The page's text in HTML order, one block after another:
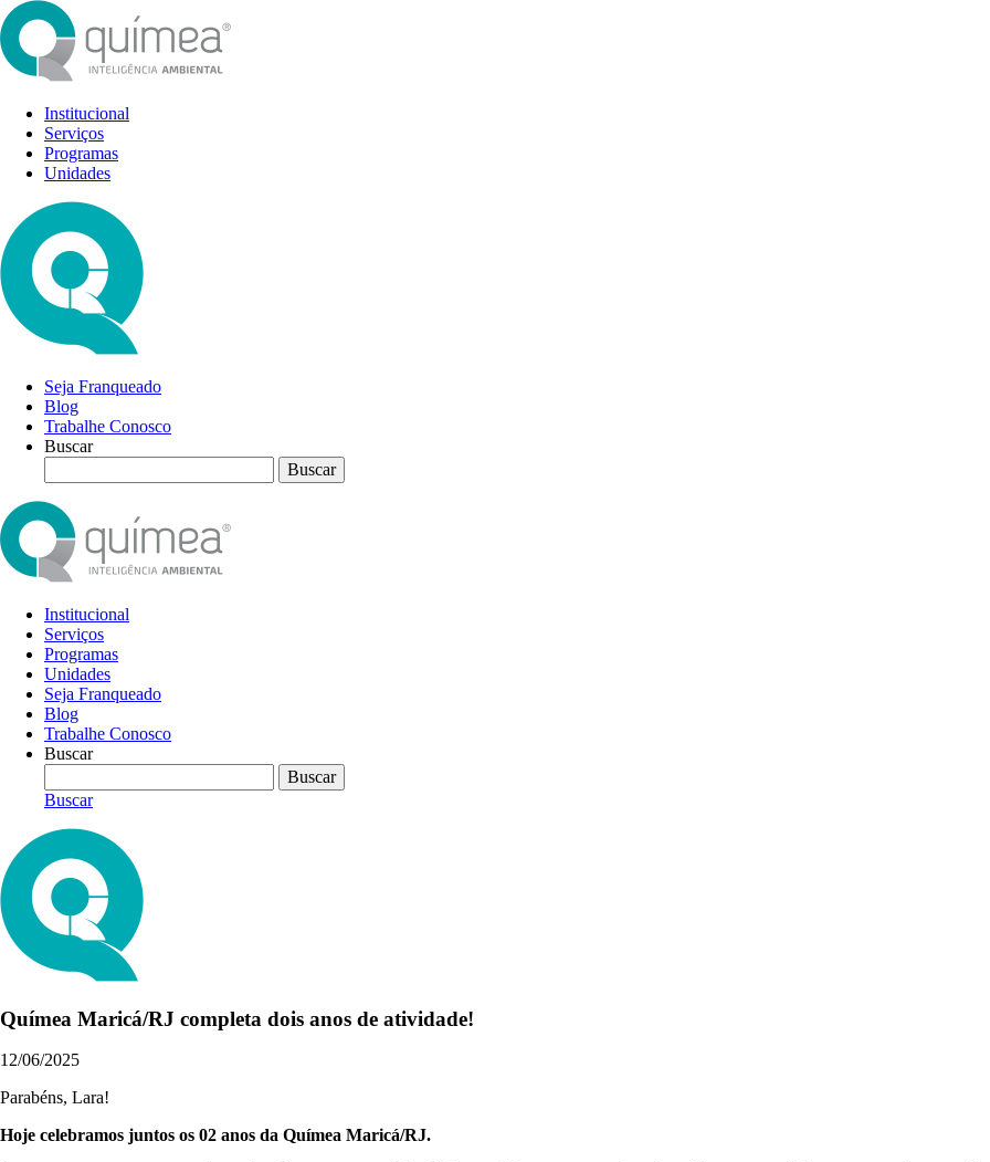
Institucional
Serviços
Programas
Unidades
Seja Franqueado
Blog
Trabalhe Conosco
Buscar
Institucional
Serviços
Programas
Unidades
Seja Franqueado
Blog
Trabalhe Conosco
Buscar
Buscar
Químea Maricá/RJ completa dois anos de atividade!
12/06/2025
Parabéns, Lara!
Hoje celebramos juntos os 02 anos da Químea Maricá/RJ.